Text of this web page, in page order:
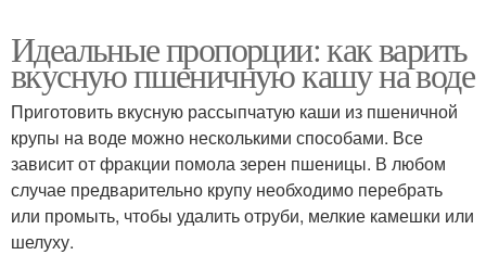
Идеальные пропорции: как варить
вкусную пшеничную кашу на воде
Приготовить вкусную рассыпчатую каши из пшеничной
крупы на воде можно несколькими способами. Все
зависит от фракции помола зерен пшеницы. В любом
случае предварительно крупу необходимо перебрать
или промыть, чтобы удалить отруби, мелкие камешки или
шелуху.